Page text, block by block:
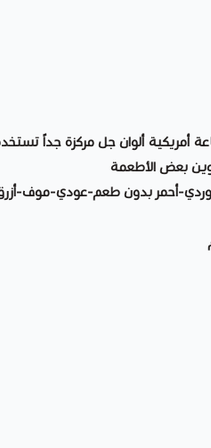
( 12 لون )صناعة أمريكية ألوان جل مركزة جداً
بعض الأطعمة
وردي-أحمر بدون طعم-عودي-موف-